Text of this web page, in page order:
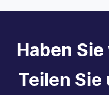
Haben
Teilen Sie